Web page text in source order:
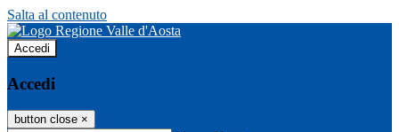
Salta al contenuto
Accedi
Accedi
button close ×